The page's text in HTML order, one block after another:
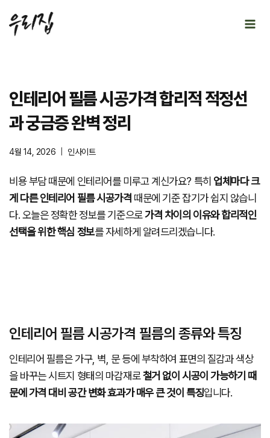
인테리어 필름 시공가격 합리적 적정선
과 궁금증 완벽 정리
4월 14, 2026 인사이트
비용 부담 때문에 인테리어를 미루고 계신가요? 특히 업체마다 크
게 다른 인테리어 필름 시공가격 때문에 기준 잡기가 쉽지 않습니
다. 오늘은 정확한 정보를 기준으로가격 차이의 이유와 합리적인
선택을 위한 핵심 정보를 자세하게 알려드리겠습니다.
인테리어 필름 시공가격 필름의 종류와 특징
인테리어 필름은 가구, 벽, 문 등에 부착하여 표면의 질감과 색상
을 바꾸는 시트지 형태의 마감재로철거 없이 시공이 가능하기 때
문에 가격 대비 공간 변화 효과가 매우 큰 것이 특징입니다.